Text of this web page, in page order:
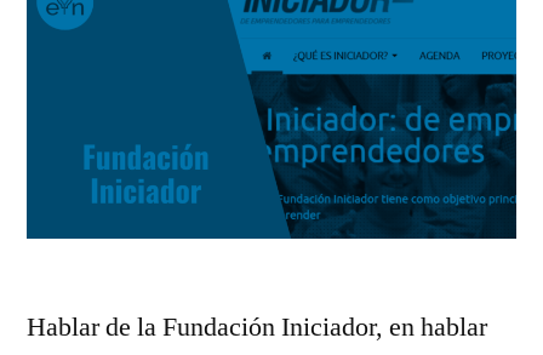
Hablar de la Fundación Iniciador, en hablar